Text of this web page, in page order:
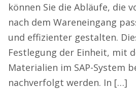
können Sie die Abläufe, die
nach dem Wareneingang
und effizienter gestalten.
Festlegung der Einheit, mit
Materialien im SAP-System
nachverfolgt werden. In […]